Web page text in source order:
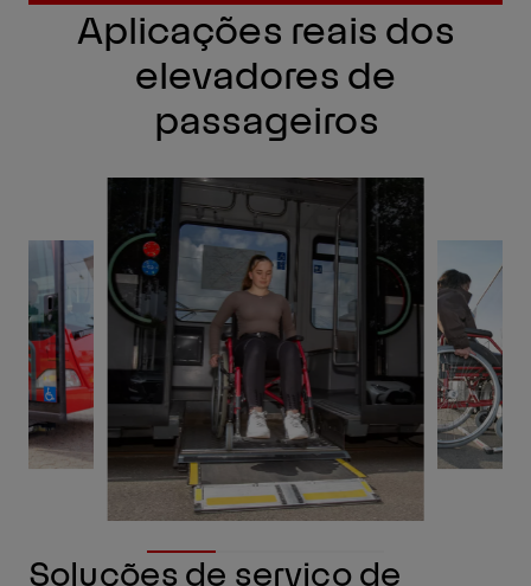
Aplicações reais dos
elevadores de
passageiros
Soluções de serviço de